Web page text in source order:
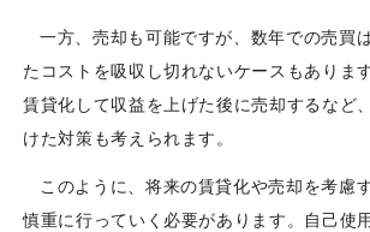
一方、売却も可能ですが、数年での売買
たコストを吸収し切れないケースもありま
賃貸化して収益を上げた後に売却するなど
けた対策も考えられます。
このように、将来の賃貸化や売却を考慮
慎重に行っていく必要があります。自己使